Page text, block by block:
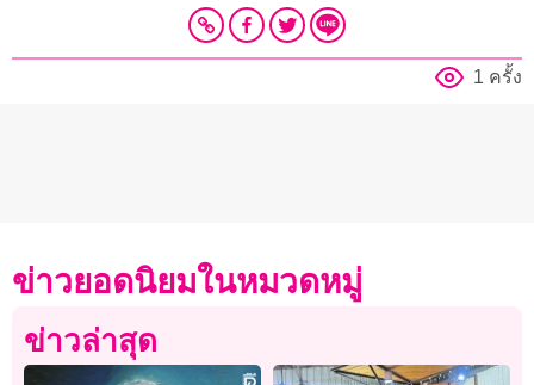
1 ครั้ง
ข่าวยอดนิยมในหมวดหมู่
ข่าวล่าสุด